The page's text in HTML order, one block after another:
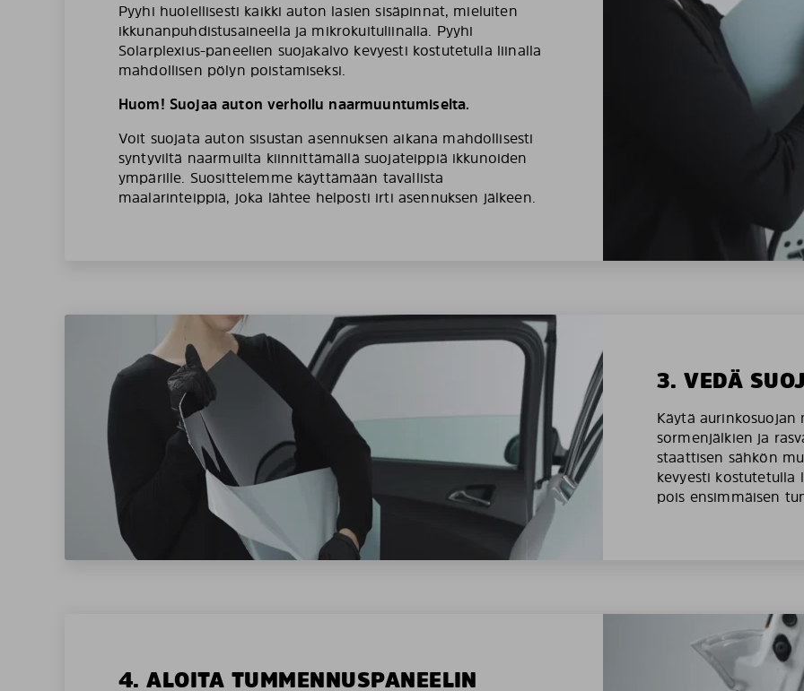
Pyyhi huolellisesti kaikki auton lasien sisäpinnat, mieluiten
ikkunanpuhdistusaineella ja mikrokuituliinalla. Pyyhi
Solarplexius-paneelien suojakalvo kevyesti kostutetulla liinalla
mahdollisen pölyn poistamiseksi.
Huom! Suojaa auton verhoilu naarmuuntumiselta.
Voit suojata auton sisustan asennuksen aikana mahdollisesti
syntyviltä naarmuilta kiinnittämällä suojateippiä ikkunoiden
ympärille. Suosittelemme käyttämään tavallista
maalarinteippiä, joka lähtee helposti irti asennuksen jälkeen.
3. VEDÄ
Käytä
sormenjälkien ja
staattisen sähkön
kevyesti kostutetulla
pois ensimmäisen
4. ALOITA TUMMENNUSPANEELIN